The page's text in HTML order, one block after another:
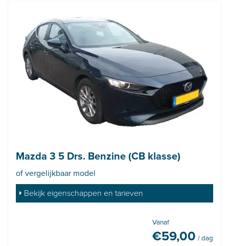
Mazda 3 5 Drs. Benzine (CB klasse)
of vergelijkbaar model
Bekijk eigenschappen en tarieven
Vanaf
€59,00 / dag